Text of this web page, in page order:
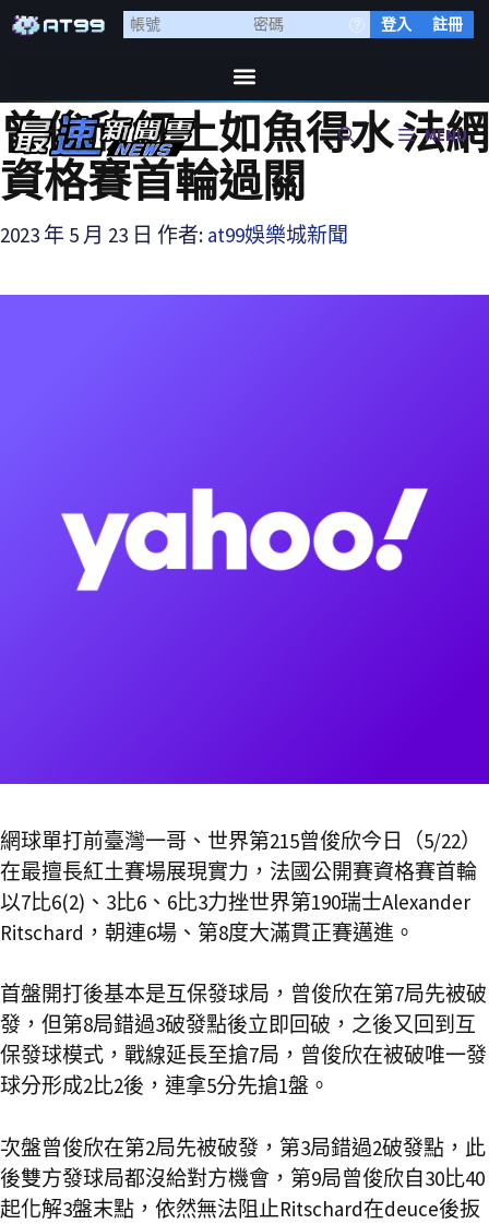
登入 註冊
MENU
曾俊欣紅土如魚得水 法網
資格賽首輪過關
2023 年 5 月 23 日 作者: at99娛樂城新聞
網球單打前臺灣一哥、世界第215曾俊欣今日（5/22）
在最擅長紅土賽場展現實力，法國公開賽資格賽首輪
以7比6(2)、3比6、6比3力挫世界第190瑞士Alexander
Ritschard，朝連6場、第8度大滿貫正賽邁進。
首盤開打後基本是互保發球局，曾俊欣在第7局先被破
發，但第8局錯過3破發點後立即回破，之後又回到互
保發球模式，戰線延長至搶7局，曾俊欣在被破唯一發
球分形成2比2後，連拿5分先搶1盤。
次盤曾俊欣在第2局先被破發，第3局錯過2破發點，此
後雙方發球局都沒給對方機會，第9局曾俊欣自30比40
起化解3盤末點，依然無法阻止Ritschard在deuce後扳